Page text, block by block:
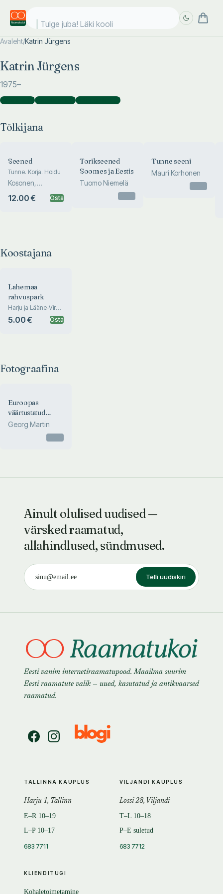
Tulge juba! Läki kooli!
Avaleht/Katrin Jürgens
Katrin Jürgens
1975–
Tõlkijana )Koostajana )Fotograafina )
Tõlkijana
Seened
Tunne. Korja. Hoidu
Kosonen,
12.00 € Osta
Torikseened
Soomes ja Eestis
Tuomo Niemelä
Tunne seeni
Mauri Korhonen
Koostajana
Lahemaa
rahvuspark
Harju ja Lääne-Viru
maakond
5.00 € Osta
Fotograafina
Euroopas
väärtustatud
elupaigad Eestis
Georg Martin
Ainult olulised uudised —
värsked raamatud,
allahindlused, sündmused.
Telli uudiskiri
Eesti vanim internetiraamatupood. Maailma suurim
Eesti raamatute valik — uued, kasutatud ja antikvaarsed
raamatud.
KLIENDITUGI
Kohaletoimetamine
TALLINNA KAUPLUS
Harju 1, Tallinn
E–R 10–19
L–P 10–17
683 7711
VILJANDI KAUPLUS
Lossi 28, Viljandi
T–L 10–18
P–E suletud
683 7712